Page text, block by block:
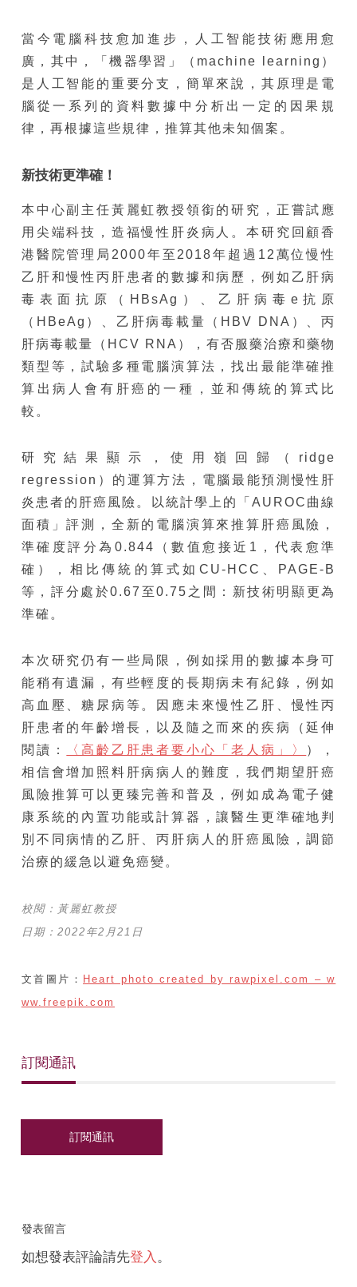
當今電腦科技愈加進步，人工智能技術應用愈
廣，其中，「機器學習」（machine learning）
是人工智能的重要分支，簡單來說，其原理是電
腦從一系列的資料數據中分析出一定的因果規
律，再根據這些規律，推算其他未知個案。
新技術更準確！
本中心副主任黃麗虹教授領銜的研究，正嘗試應
用尖端科技，造福慢性肝炎病人。本研究回顧香
港醫院管理局2000年至2018年超過12萬位慢性
乙肝和慢性丙肝患者的數據和病歷，例如乙肝病
毒表面抗原（HBsAg）、乙肝病毒e抗原
（HBeAg）、乙肝病毒載量（HBV DNA）、丙
肝病毒載量（HCV RNA），有否服藥治療和藥物
類型等，試驗多種電腦演算法，找出最能準確推
算出病人會有肝癌的一種，並和傳統的算式比
較。
研究結果顯示，使用嶺回歸（ridge
regression）的運算方法，電腦最能預測慢性肝
炎患者的肝癌風險。以統計學上的「AUROC曲線
面積」評測，全新的電腦演算來推算肝癌風險，
準確度評分為0.844（數值愈接近1，代表愈準
確），相比傳統的算式如CU-HCC、PAGE-B
等，評分處於0.67至0.75之間：新技術明顯更為
準確。
本次研究仍有一些局限，例如採用的數據本身可
能稍有遺漏，有些輕度的長期病未有紀錄，例如
高血壓、糖尿病等。因應未來慢性乙肝、慢性丙
肝患者的年齡增長，以及隨之而來的疾病（延伸
閱讀：
〈高齡乙肝患者要小心「老人病」〉 ），
相信會增加照料肝病病人的難度，我們期望肝癌
風險推算可以更臻完善和普及，例如成為電子健
康系統的內置功能或計算器，讓醫生更準確地判
別不同病情的乙肝、丙肝病人的肝癌風險，調節
治療的緩急以避免癌變。
校閱：黃麗虹教授
日期：2022年2月21日
文首圖片： Heart photo created by rawpixel.com – w
ww.freepik.com
訂閱通訊
發表留言
如想發表評論請先登入 。